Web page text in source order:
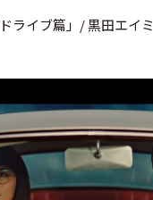
ライブ篇」/ 黒田エイミ